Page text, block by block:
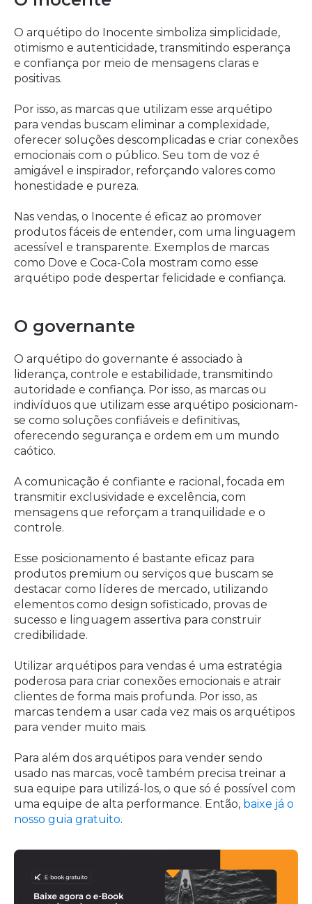
O arquétipo do Inocente simboliza simplicidade,
otimismo e autenticidade, transmitindo esperança
e confiança por meio de mensagens claras e
positivas.
Por isso, as marcas que utilizam esse arquétipo
para vendas buscam eliminar a complexidade,
oferecer soluções descomplicadas e criar conexões
emocionais com o público. Seu tom de voz é
amigável e inspirador, reforçando valores como
honestidade e pureza.
Nas vendas, o Inocente é eficaz ao promover
produtos fáceis de entender, com uma linguagem
acessível e transparente. Exemplos de marcas
como Dove e Coca-Cola mostram como esse
arquétipo pode despertar felicidade e confiança.
O governante
O arquétipo do governante é associado à
liderança, controle e estabilidade, transmitindo
autoridade e confiança. Por isso, as marcas ou
indivíduos que utilizam esse arquétipo posicionam-
se como soluções confiáveis e definitivas,
oferecendo segurança e ordem em um mundo
caótico.
A comunicação é confiante e racional, focada em
transmitir exclusividade e excelência, com
mensagens que reforçam a tranquilidade e o
controle.
Esse posicionamento é bastante eficaz para
produtos premium ou serviços que buscam se
destacar como líderes de mercado, utilizando
elementos como design sofisticado, provas de
sucesso e linguagem assertiva para construir
credibilidade.
Utilizar arquétipos para vendas é uma estratégia
poderosa para criar conexões emocionais e atrair
clientes de forma mais profunda. Por isso, as
marcas tendem a usar cada vez mais os arquétipos
para vender muito mais.
Para além dos arquétipos para vender sendo
usado nas marcas, você também precisa treinar a
sua equipe para utilizá-los, o que só é possível com
uma equipe de alta performance. Então, baixe já o
nosso guia gratuito.